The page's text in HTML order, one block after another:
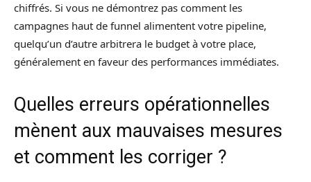
chiffrés. Si vous ne démontrez pas comment les
campagnes haut de funnel alimentent votre pipeline,
quelqu’un d’autre arbitrera le budget à votre place,
généralement en faveur des performances immédiates.
Quelles erreurs opérationnelles
mènent aux mauvaises mesures
et comment les corriger ?